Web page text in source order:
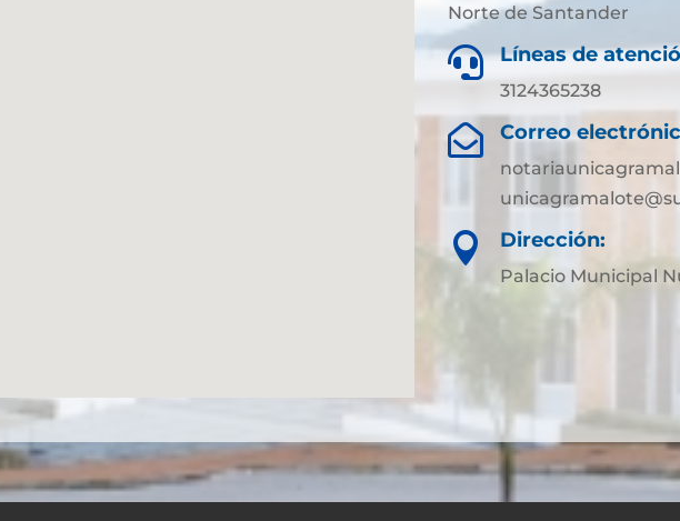
Norte de Santander
 Líneas de
3124365238
 Correo
 Dirección:
Palacio Municipal